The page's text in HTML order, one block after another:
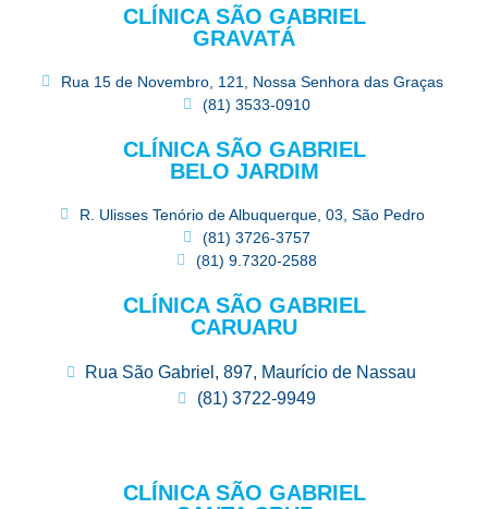
CLÍNICA SÃO GABRIEL
GRAVATÁ
Rua 15 de Novembro, 121, Nossa Senhora das Graças
(81) 3533-0910
CLÍNICA SÃO GABRIEL
BELO JARDIM
R. Ulisses Tenório de Albuquerque, 03, São Pedro
(81) 3726-3757
(81) 9.7320-2588
CLÍNICA SÃO GABRIEL
CARUARU
Rua São Gabriel, 897, Maurício de Nassau
(81) 3722-9949
CLÍNICA SÃO GABRIEL